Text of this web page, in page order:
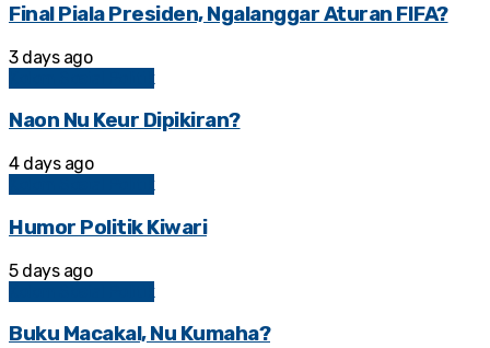
Final Piala Presiden, Ngalanggar Aturan FIFA?
3 days ago
Naon Nu Keur Dipikiran?
4 days ago
Humor Politik Kiwari
5 days ago
Buku Macakal, Nu Kumaha?